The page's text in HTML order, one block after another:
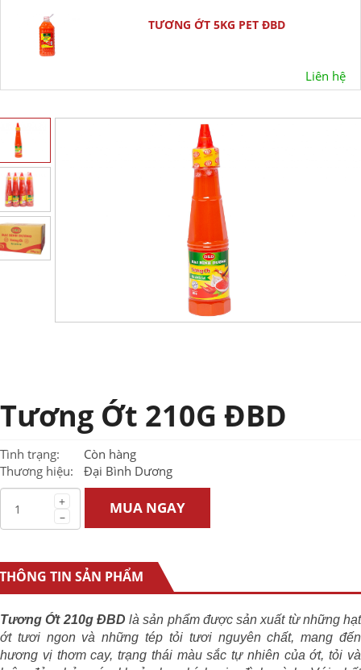
TƯƠNG ỚT 5KG PET ĐBD
Liên hệ
Tương Ớt 210G ĐBD
Tình trạng:
Còn hàng
Thương hiệu:
Đại Bình Dương
+
–
MUA NGAY
THÔNG TIN SẢN PHẨM
Tương Ớt 210g ĐBD là sản phẩm được sản xuất từ những hạt
ớt tươi ngon và những tép tỏi tươi nguyên chất, mang đến
hương vị thơm cay, trạng thái màu sắc tự nhiên của ớt, tỏi và